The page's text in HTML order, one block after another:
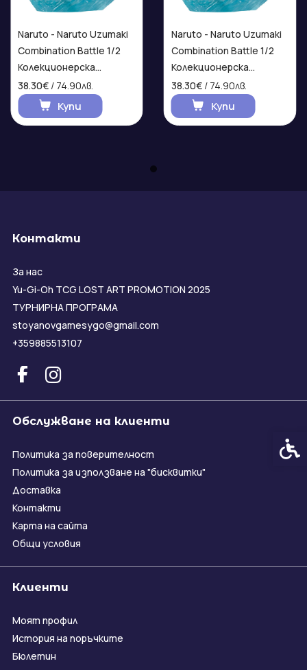
Naruto - Naruto Uzumaki
Combination Battle 1/2
Колекционерска
фигурка
38.30€ / 74.90лв.
Купи
Naruto - Naruto Uzumaki
Combination Battle 1/2
Колекционерска
фигурка
38.30€ / 74.90лв.
Купи
Контакти
За нас
Yu-Gi-Oh TCG LOST ART PROMOTION 2025
ТУРНИРНА ПРОГРАМА
stoyanovgamesygo@gmail.com
+359885513107
Обслужване на клиенти
Политика за поверителност
Политика за използване на "бисквитки"
Доставка
Контакти
Карта на сайта
Общи условия
Клиенти
Моят профил
История на поръчките
Бюлетин